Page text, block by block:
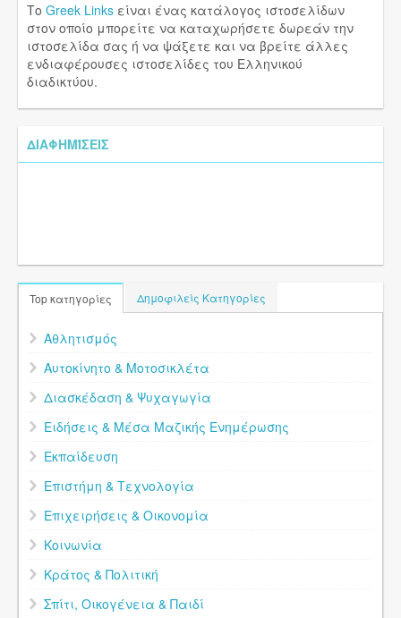
Το Greek Links είναι ένας κατάλογος ιστοσελίδων
στον οποίο μπορείτε να καταχωρήσετε δωρεάν την
ιστοσελίδα σας ή να ψάξετε και να βρείτε άλλες
ενδιαφέρουσες ιστοσελίδες του Ελληνικού
διαδικτύου.
ΔΙΑΦΗΜΊΣΕΙΣ
Top κατηγορίες Δημοφιλείς Κατηγορίες
Αθλητισμός
Αυτοκίνητο & Μοτοσικλέτα
Διασκέδαση & Ψυχαγωγία
Ειδήσεις & Μέσα Μαζικής Ενημέρωσης
Εκπαίδευση
Επιστήμη & Τεχνολογία
Επιχειρήσεις & Οικονομία
Κοινωνία
Κράτος & Πολιτική
Σπίτι, Οικογένεια & Παιδί